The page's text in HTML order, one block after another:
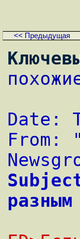
<< Предыдущая
Date:
From: